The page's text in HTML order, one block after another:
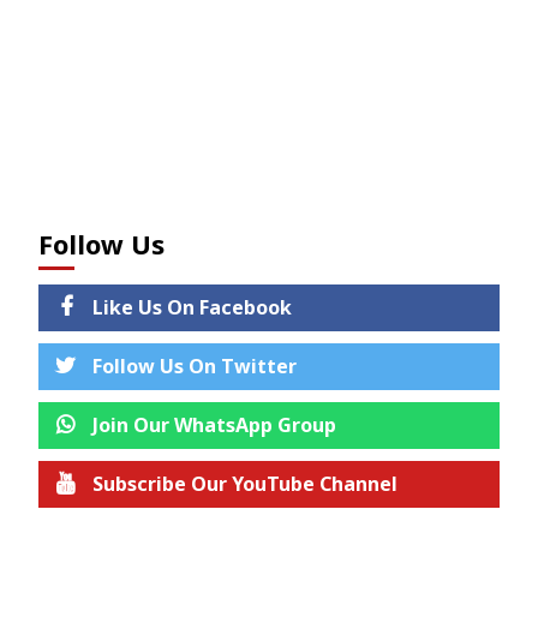
Follow Us
Like Us On Facebook
Follow Us On Twitter
Join Our WhatsApp Group
Subscribe Our YouTube Channel